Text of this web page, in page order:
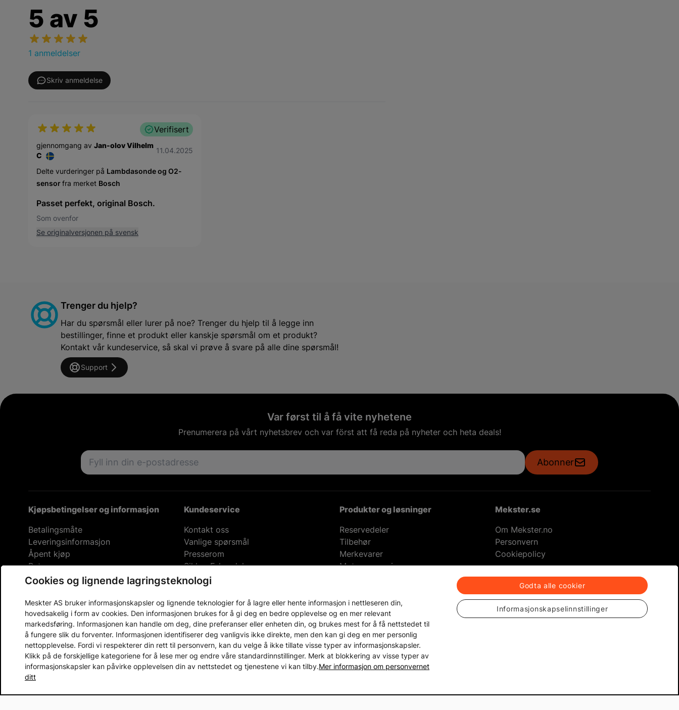
5 av 5
1 anmeldelser
Skriv anmeldelse
Verifisert
gjennomgang av Jan-olov Vilhelm
C
11. april 2025
11.04.2025
Delte vurderinger på Lambdasonde og O2-
sensorfra merket Bosch
Passet perfekt, original Bosch.
Som ovenfor
Se originalversjonen på svensk
Trenger du hjelp?
Har du spørsmål eller lurer på noe? Trenger du hjelp til å legge inn
bestillinger, finne et produkt eller kanskje spørsmål om et produkt?
Kontakt vår kundeservice, så skal vi prøve å svare på alle dine spørsmål!
Support
Var først til å få vite nyhetene
Prenumerera på vårt nyhetsbrev och var först att få reda på nyheter och heta deals!
Email address
Abonner
Kjøpsbetingelser og informasjon
Betalingsmåte
Leveringsinformasjon
Åpent kjøp
Retur
Kundeservice
Kontakt oss
Vanlige spørsmål
Presserom
Sikker E-handel
Produkter og løsninger
Reservedeler
Tilbehør
Merkevarer
Motor-magasin
Mekster.se
Om Mekster.no
Personvern
Cookiepolicy
Prisgaranti på reservedeler Lager i Sverige 60 dagers åpent kjøp Gratis returer
Organisasjonsnummer: 556917-2595
Cookies og lignende lagringsteknologi
Meskter AS bruker informasjonskapsler og lignende teknologier for å lagre eller hente informasjon i nettleseren din,
hovedsakelig i form av cookies. Den informasjonen brukes for å gi deg en bedre opplevelse og en mer relevant
markedsføring. Informasjonen kan handle om deg, dine preferanser eller enheten din, og brukes mest for å få nettstedet til
å fungere slik du forventer. Informasjonen identifiserer deg vanligvis ikke direkte, men den kan gi deg en mer personlig
nettopplevelse. Fordi vi respekterer din rett til personvern, kan du velge å ikke tillate visse typer av informasjonskapsler.
Klikk på de forskjellige kategoriene for å lese mer og endre våre standardinnstillinger. Merk at blokkering av visse typer av
informasjonskapsler kan påvirke opplevelsen din av nettstedet og tjenestene vi kan tilby.Mer informasjon om personvernet
ditt
Godta alle cookier
Informasjonskapselinnstillinger